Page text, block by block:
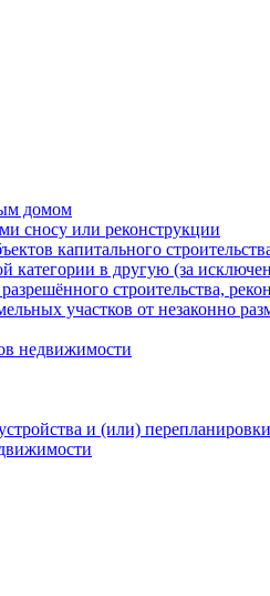
домом
сносу или реконструкции
капитального
категории в другую (за
строительства,
участков от незаконно
недвижимости
и (или) перепланировки